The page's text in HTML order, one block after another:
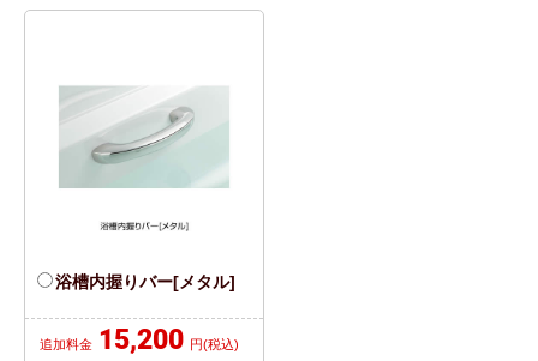
浴槽内握りバー[メタル]
追加料金 15,200 円(税込)